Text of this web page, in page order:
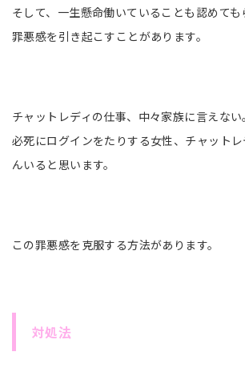
そして、一生懸命働いていることも認めて
罪悪感を引き起こすことがあります。
チャットレディの仕事、中々家族に言えな
必死にログインをたりする女性、チャット
んいると思います。
この罪悪感を克服する方法があります。
対処法